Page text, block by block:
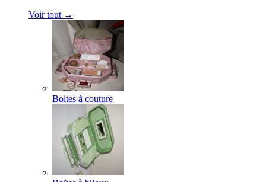
Voir tout →
Boites à couture